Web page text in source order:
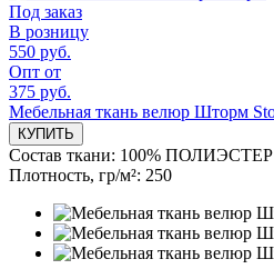
Под заказ
В розницу
550 руб.
Опт от
375 руб.
Мебельная ткань велюр Шторм
КУПИТЬ
Состав ткани: 100% ПОЛИЭСТЕР
Плотность, гр/м²: 250